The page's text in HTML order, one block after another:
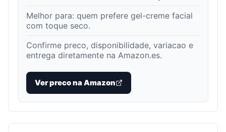
Melhor para: quem prefere gel-creme facial
com toque seco.
Confirme preco, disponibilidade, variacao e
entrega diretamente na Amazon.es.
Ver preco na Amazon